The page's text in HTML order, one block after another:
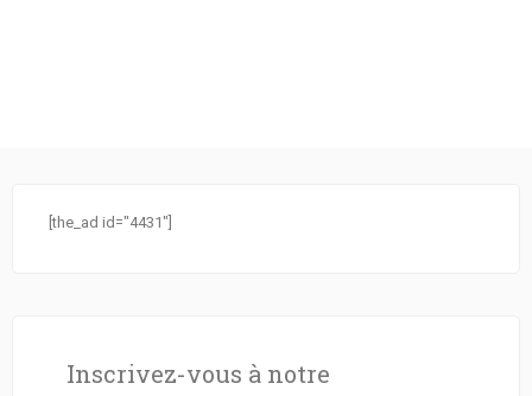
[the_ad id="4431"]
Inscrivez-vous à notre